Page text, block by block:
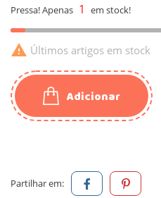
Pressa! Apenas 1 em stock!
 Últimos artigos em stock
Adicionar
Partilhar em: